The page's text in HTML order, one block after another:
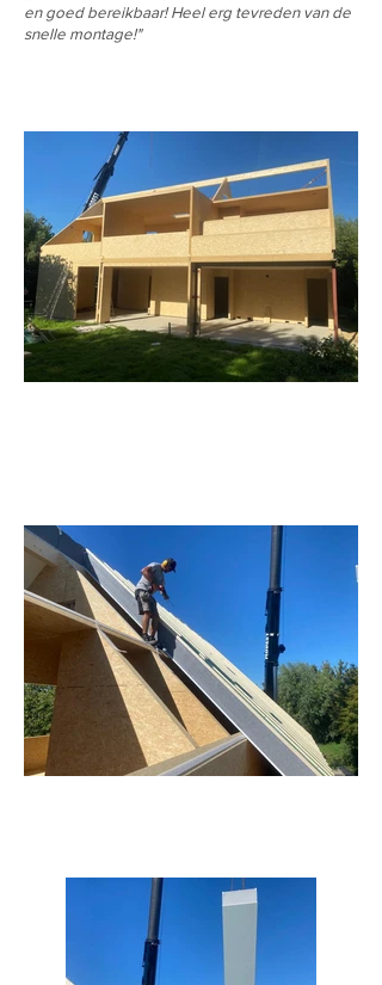
en goed bereikbaar! Heel erg tevreden van de
snelle montage!"